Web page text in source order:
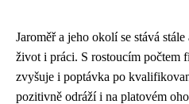
Jaroměř a jeho okolí se stává
život i práci. S rostoucím počtem
zvyšuje i poptávka po
pozitivně odráží i na platovém